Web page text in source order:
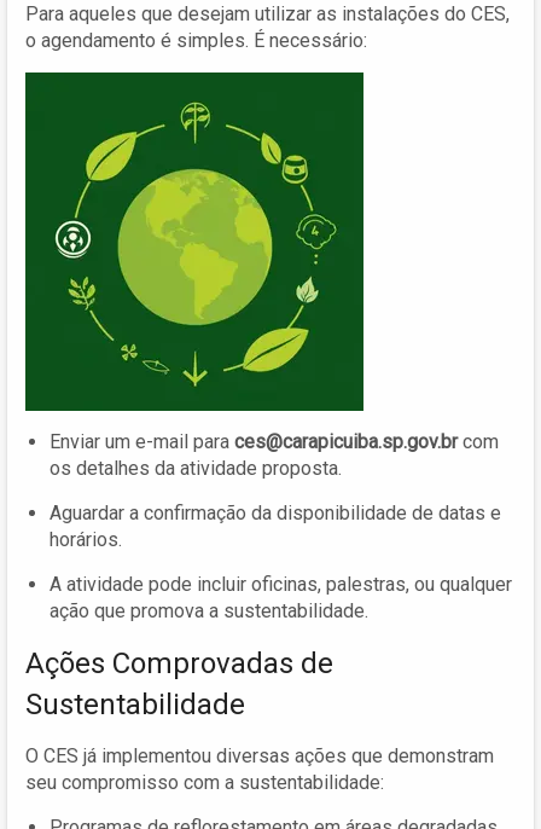
Para aqueles que desejam utilizar as instalações do CES,
o agendamento é simples. É necessário:
Enviar um e-mail para ces@carapicuiba.sp.gov.brcom
os detalhes da atividade proposta.
Aguardar a confirmação da disponibilidade de datas e
horários.
A atividade pode incluir oficinas, palestras, ou qualquer
ação que promova a sustentabilidade.
Ações Comprovadas de
Sustentabilidade
O CES já implementou diversas ações que demonstram
seu compromisso com a sustentabilidade: